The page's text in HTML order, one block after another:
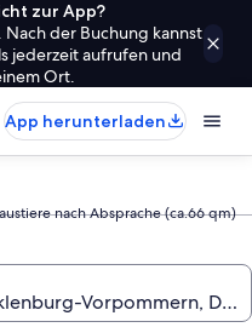
zur App?
der Buchung kannst
jederzeit aufrufen und
Ort.
App herunterladen
nach Absprache (ca.66 qm)